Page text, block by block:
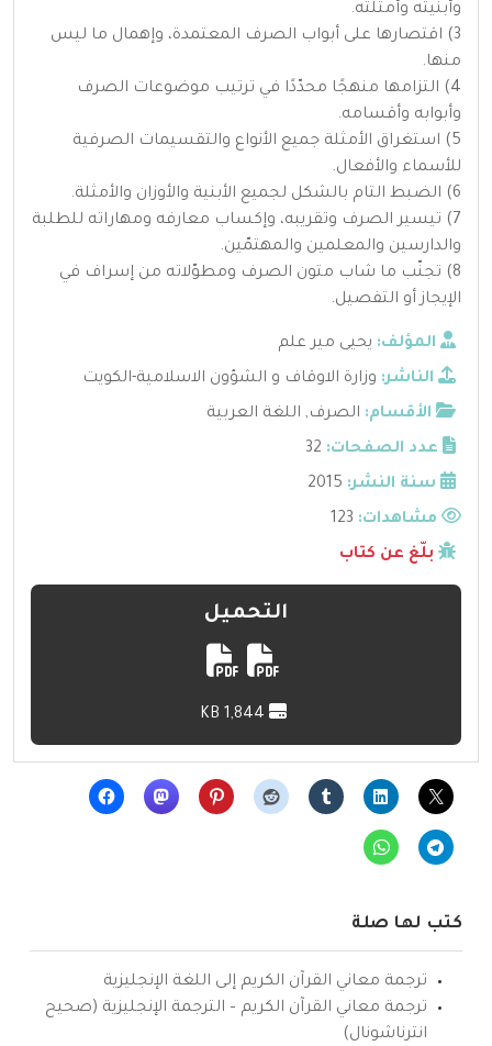
وأبنيته وأمثلته.
3) اقتصارها على أبواب الصرف المعتمدة، وإهمال ما ليس
منها.
4) التزامها منهجًا محدّدًا في ترتيب موضوعات الصرف
وأبوابه وأقسامه.
5) استغراق الأمثلة جميع الأنواع والتقسيمات الصرفية
للأسماء والأفعال.
6) الضبط التام بالشكل لجميع الأبنية والأوزان والأمثلة.
7) تيسير الصرف وتقريبه، وإكساب معارفه ومهاراته للطلبة
والدارسين والمعلمين والمهتمّين.
8) تجنّب ما شاب متون الصرف ومطوّلاته من إسراف في
الإيجاز أو التفصيل.
المؤلف: يحيى مير علم
الناشر: وزارة الاوقاف و الشؤون الاسلامية-الكويت
الأقسام: الصرف, اللغة العربية
عدد الصفحات: 32
سنة النشر: 2015
مشاهدات:
بلّغ عن كتاب
التحميل
كتب لها صلة
ترجمة معاني القرآن الكريم إلى اللغة الإنجليزية
ترجمة معاني القرآن الكريم – الترجمة الإنجليزية (صحيح
انترناشونال)